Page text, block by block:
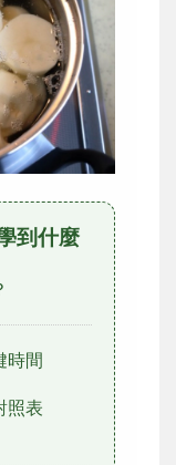
到什麼
時間
照表